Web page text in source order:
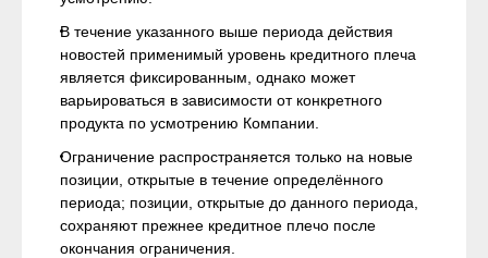
В течение указанного выше периода действия
новостей применимый уровень кредитного плеча
является фиксированным, однако может
варьироваться в зависимости от конкретного
продукта по усмотрению Компании.
Ограничение распространяется только на новые
позиции, открытые в течение определённого
периода; позиции, открытые до данного периода,
сохраняют прежнее кредитное плечо после
окончания ограничения.